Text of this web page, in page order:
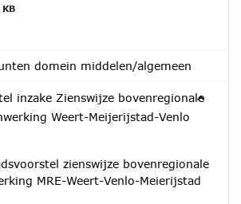
domein middelen/algemeen
inzake Zienswijze bovenregionale
Weert-Meijerijstad-Venlo
zienswijze bovenregionale
MRE-Weert-Venlo-Meierijstad